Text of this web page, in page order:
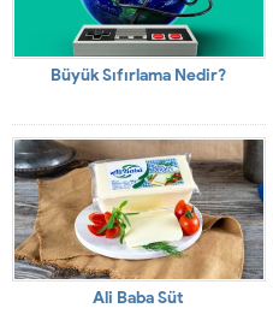
Büyük Sıfırlama Nedir?
Ali Baba Süt